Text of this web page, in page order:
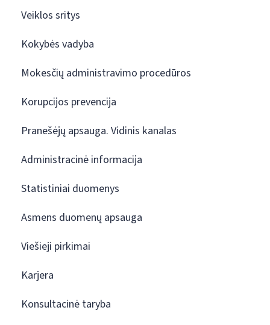
Veiklos sritys
Kokybės vadyba
Mokesčių administravimo procedūros
Korupcijos prevencija
Pranešėjų apsauga. Vidinis kanalas
Administracinė informacija
Statistiniai duomenys
Asmens duomenų apsauga
Viešieji pirkimai
Karjera
Konsultacinė taryba